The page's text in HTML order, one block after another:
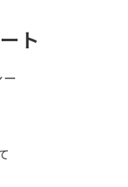
ト